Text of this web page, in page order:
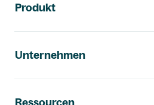
Produkt
Unternehmen